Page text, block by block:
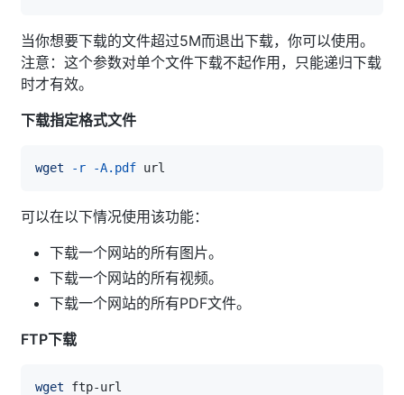
当你想要下载的文件超过5M而退出下载，你可以使用。
注意：这个参数对单个文件下载不起作用，只能递归下载
时才有效。
下载指定格式文件
wget -r -A.pdf
可以在以下情况使用该功能：
下载一个网站的所有图片。
下载一个网站的所有视频。
下载一个网站的所有PDF文件。
FTP下载
wget